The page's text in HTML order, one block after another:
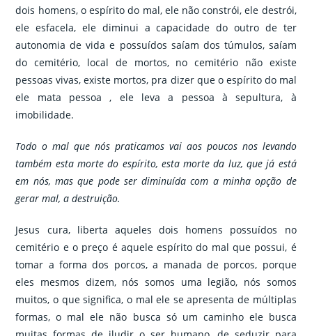
dois homens, o espírito do mal, ele não constrói, ele destrói,
ele esfacela, ele diminui a capacidade do outro de ter
autonomia de vida e possuídos saíam dos túmulos, saíam
do cemitério, local de mortos, no cemitério não existe
pessoas vivas, existe mortos, pra dizer que o espírito do mal
ele mata pessoa , ele leva a pessoa à sepultura, à
imobilidade.
Todo o mal que nós praticamos vai aos poucos nos levando
também esta morte do espírito, esta morte da luz, que já está
em nós, mas que pode ser diminuída com a minha opção de
gerar mal, a destruição.
Jesus cura, liberta aqueles dois homens possuídos no
cemitério e o preço é aquele espírito do mal que possui, é
tomar a forma dos porcos, a manada de porcos, porque
eles mesmos dizem, nós somos uma legião, nós somos
muitos, o que significa, o mal ele se apresenta de múltiplas
formas, o mal ele não busca só um caminho ele busca